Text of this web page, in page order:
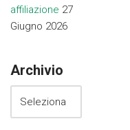
affiliazione 27
Giugno 2026
Archivio